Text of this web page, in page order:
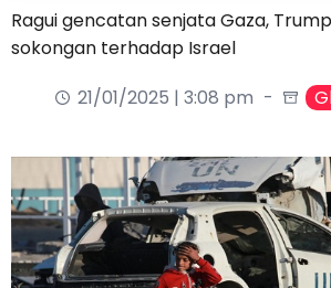
Ragui gencatan senjata Gaza,
sokongan terhadap Israel
21/01/2025 | 3:08 pm